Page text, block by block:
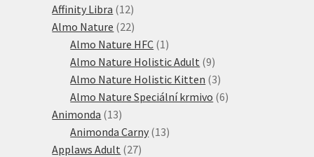
Affinity Libra 1212
produktů
Almo Nature 2222
produktů
Almo Nature HFC 1 1
produkt
Almo Nature Holistic Adult 99
produktů
Almo Nature Holistic Kitten 33
produkty
Almo Nature Speciální krmivo 66
Animonda 1313
produktů
Animonda Carny 1313
Applaws Adult 2727